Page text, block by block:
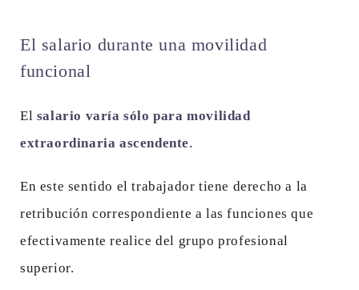
El salario durante una movilidad
funcional
El salario varía sólo para movilidad
extraordinaria ascendente.
En este sentido el trabajador tiene derecho a la
retribución correspondiente a las funciones que
efectivamente realice del grupo profesional
superior.